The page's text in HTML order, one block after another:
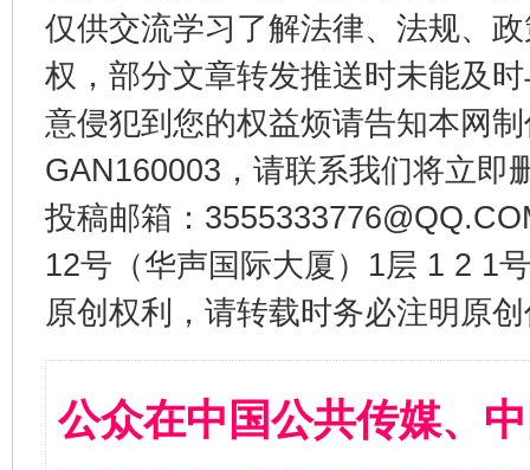
仅供交流学习了解法律、法规、
权，部分文章转发推送时未能及
意侵犯到您的权益烦请告知本网
GAN160003，请联系我们将立即
投稿邮箱：
12号（华声国际大厦）1层 1 2 1
原创权利，请转载时务必注明原
公众在中国公共传媒、